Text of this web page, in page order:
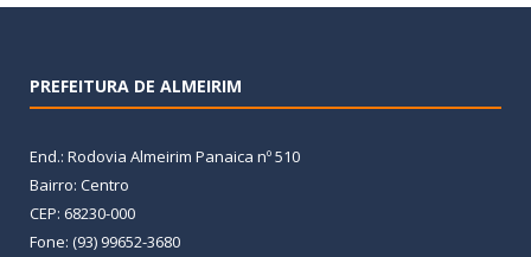
PREFEITURA DE ALMEIRIM
End.: Rodovia Almeirim Panaica nº 510
Bairro: Centro
CEP: 68230-000
Fone: (93) 99652-3680